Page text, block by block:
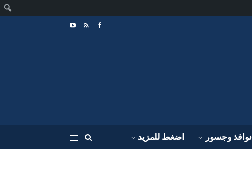
نوافذ وجسور اضغط للمزيد